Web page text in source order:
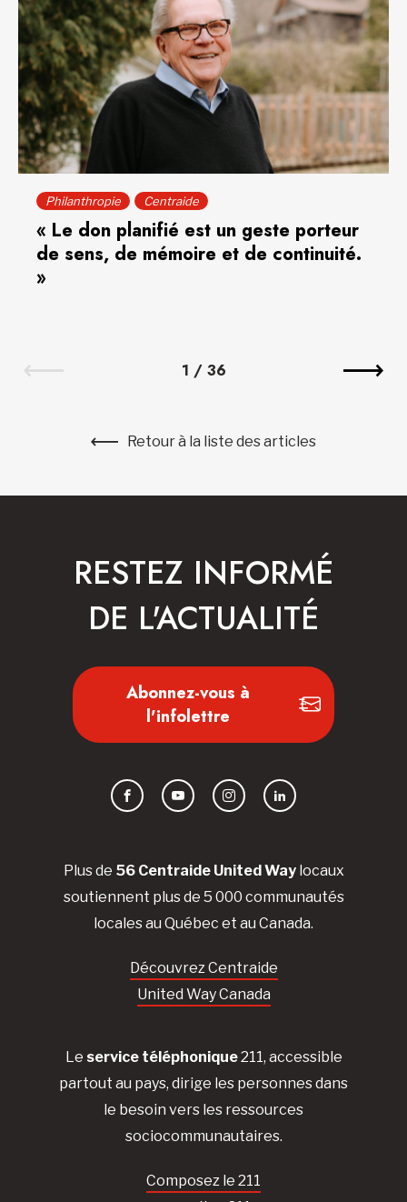
Philanthropie Centraide
« Le don planifié est un geste porteur
de sens, de mémoire et de continuité.
»
1 / 36
Retour à la liste des articles
Plus de 56 Centraide United Waylocaux
soutiennent plus de 5 000 communautés
locales au Québec et au Canada.
Découvrez Centraide
United Way Canada
Le service téléphonique211, accessible
partout au pays, dirige les personnes dans
le besoin vers les ressources
sociocommunautaires.
Composez le 211
RESTEZ INFORMÉ
DE L'ACTUALITÉ
Abonnez-vous à
l'infolettre
FacebookYouTubeInstagramLinkedIn